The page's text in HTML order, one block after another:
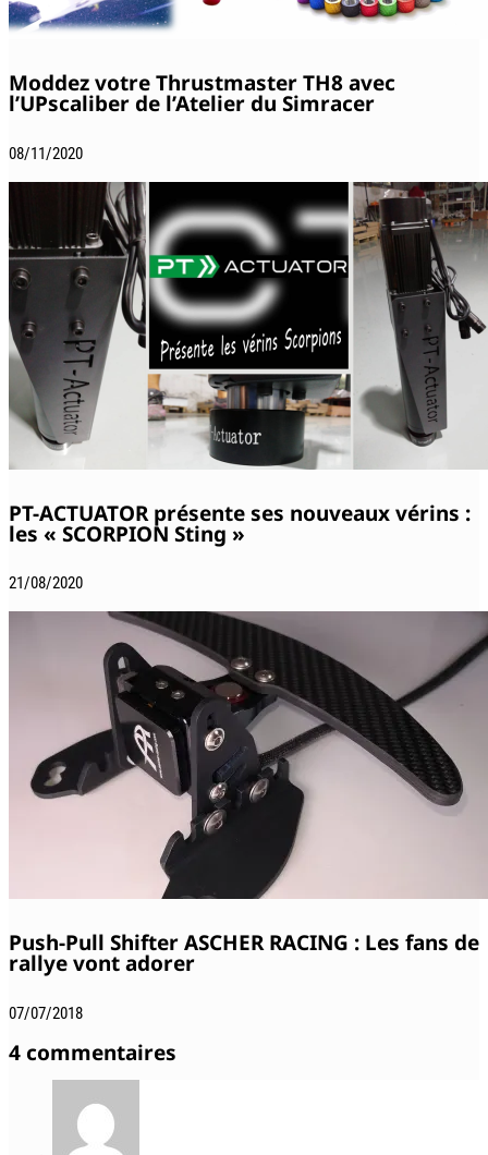
Moddez votre Thrustmaster TH8 avec
l’UPscaliber de l’Atelier du Simracer
08/11/2020
PT-ACTUATOR présente ses nouveaux vérins :
les « SCORPION Sting »
21/08/2020
Push-Pull Shifter ASCHER RACING : Les fans de
rallye vont adorer
07/07/2018
4 commentaires